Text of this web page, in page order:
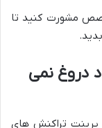
مشورت کنید تا
دروغ نمی
پرینت تراکنش های